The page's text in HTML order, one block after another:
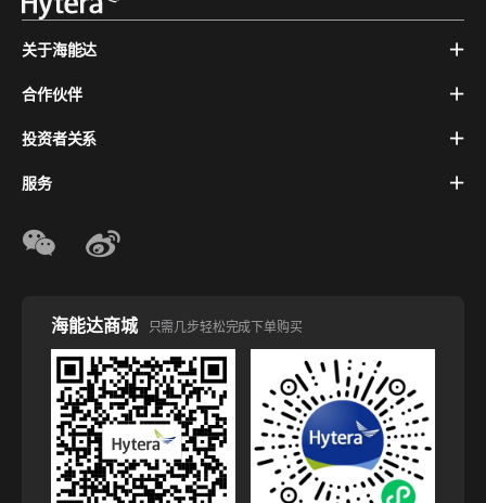
关于海能达
合作伙伴
投资者关系
服务
海能达商城 只需几步轻松完成下单购买